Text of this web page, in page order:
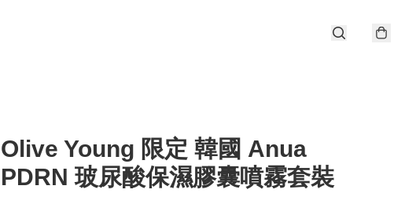
Olive Young 限定 韓國 Anua
PDRN 玻尿酸保濕膠囊噴霧套裝